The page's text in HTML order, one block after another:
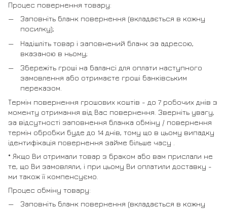
Процес повернення товару:
Заповніть бланк повернення (вкладається в кожну
посилку);
Надішліть товар і заповнений бланк за адресою,
вказаною в ньому;
Збережіть гроші на балансі для оплати наступного
замовлення або отримаєте гроші банківським
переказом.
Термін повернення грошових коштів - до 7 робочих днів з
моменту отримання від Вас повернення. Зверніть увагу,
за відсутності заповнення бланка обміну / повернення
термін обробки буде до 14 днів, тому що в цьому випадку
ідентифікація повернення займе більше часу .
* Якщо Ви отримали товар з браком або вам прислали не
те, що Ви замовляли, і при цьому Ви оплатили доставку -
ми також її компенсуємо.
Процес обміну товару:
Заповніть бланк повернення (вкладається в кожну